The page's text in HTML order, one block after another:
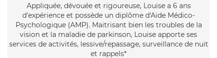
Appliquée, dévouée et rigoureuse, Louise a 6 ans
d'expérience et possède un diplôme d'Aide Médico-
Psychologique (AMP). Maitrisant bien les troubles de la
vision et la maladie de parkinson, Louise apporte ses
services de activités, lessive/repassage, surveillance de nuit
et rappels*